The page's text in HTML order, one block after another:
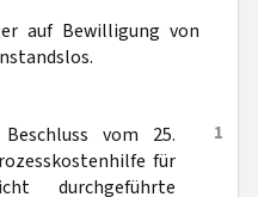
auf Bewilligung von
1
vom 25.
für
durchgeführte